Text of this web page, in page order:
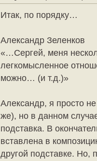
Итак, по порядку…
Александр Зеленков
«…Сергей, меня
легкомысленное
можно… (и т.д.)»
Александр, я просто
же), но в данном
подставка. В
вставлена в
другой подставке. Но,